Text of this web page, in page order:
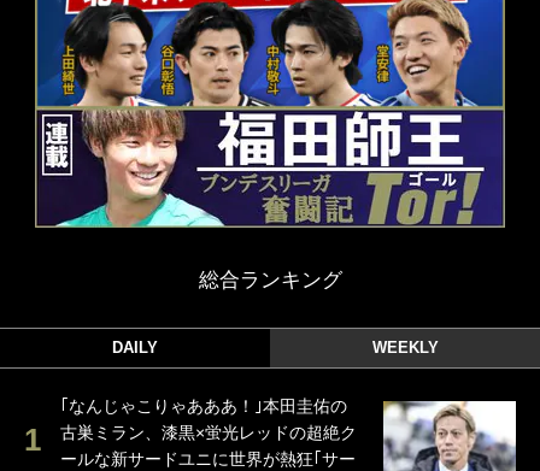
総合ランキング
DAILY WEEKLY
｢なんじゃこりゃあああ！｣本田圭佑の
古巣ミラン、漆黒×蛍光レッドの超絶ク
ールな新サードユニに世界が熱狂｢サー